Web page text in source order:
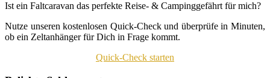
Ist ein Faltcaravan das perfekte Reise- & Campinggefährt für mich?
Nutze unseren kostenlosen Quick-Check und überprüfe in Minuten,
ob ein Zeltanhänger für Dich in Frage kommt.
Quick-Check starten